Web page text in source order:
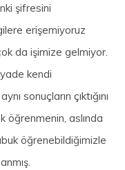
şifresini
erişemiyoruz
da işimize gelmiyor.
kendi
sonuçların çıktığını
öğrenmenin, aslında
öğrenebildiğimizle